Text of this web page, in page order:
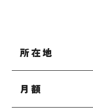
所在地
月額